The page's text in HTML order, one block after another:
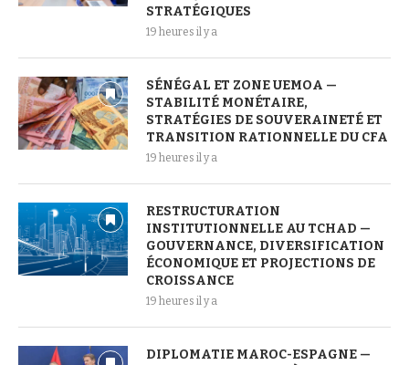
STRATÉGIQUES
19 heures il y a
SÉNÉGAL ET ZONE UEMOA —
STABILITÉ MONÉTAIRE,
STRATÉGIES DE SOUVERAINETÉ ET
TRANSITION RATIONNELLE DU CFA
19 heures il y a
RESTRUCTURATION
INSTITUTIONNELLE AU TCHAD —
GOUVERNANCE, DIVERSIFICATION
ÉCONOMIQUE ET PROJECTIONS DE
CROISSANCE
19 heures il y a
DIPLOMATIE MAROC-ESPAGNE —